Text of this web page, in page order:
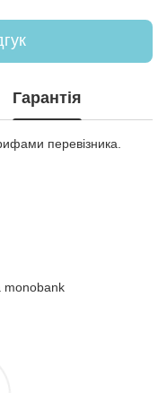
Гарантія
перевізника.
monobank